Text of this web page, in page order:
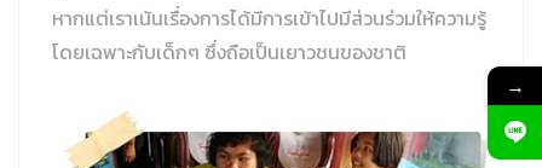
หากแต่เราเน้นเรื่องการได้มีการเข้าไปมีส่วนร่วมให้ความรู้
โดยเฉพาะกับเด็กๆ ซึ่งถือเป็นเยาวชนของชาติ
→